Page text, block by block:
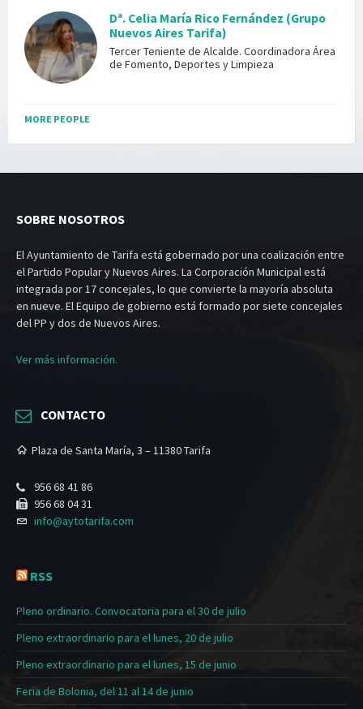
Dª. Celia María Rico Fernández (Grupo
Nuevos Aires Tarifa)
Tercer Teniente de Alcalde. Coordinadora Área
de Fomento, Deportes y Limpieza
MORE PEOPLE
SOBRE NOSOTROS
El Ayuntamiento de Tarifa está gobernado por una coalización entre
el Partido Popular y Nuevos Aires. La Corporación Municipal está
integrada por 17 concejales, lo que convierte la mayoría absoluta
en nueve. El Equipo de gobierno está formado por siete concejales
del PP y dos de Nuevos Aires.
Ver más información.
CONTACTO
Plaza de Santa María, 3 – 11380 Tarifa
956 68 41 86
956 68 04 31
info@aytotarifa.com
RSS
Pleno ordinario. Convocatoria para el 30 de julio
Pleno extraordinario para el lunes, 20 de julio
Pleno extraordinario para el lunes, 15 de junio
Feria de Bolonia, del 11 al 14 de junio